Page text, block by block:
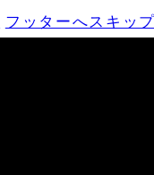
フッターへスキップ